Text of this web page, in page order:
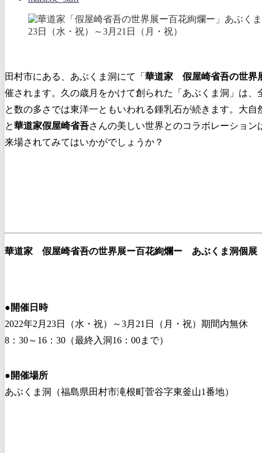
田村市にある、あぶくま洞にて「 華道家 假屋崎省吾の世界
催されます。久の歳月をかけて創られた「あぶくま洞」は、
と数の多さでは東洋一ともいわれる鍾乳石が続きます。大自
と華道家假屋崎省吾さんの美しい世界とのコラボレーション
来場されてみてはいかがでしょうか？
華道家 假屋崎省吾の世界展ー百花絢爛ー あぶくま洞個展
●開催日時
2022年2月23日（水・祝）～3月21日（月・祝）期間内無休
8：30～16：30（最終入洞16：00まで）
●開催場所
あぶくま洞（福島県田村市滝根町菅谷字東釜山1番地）